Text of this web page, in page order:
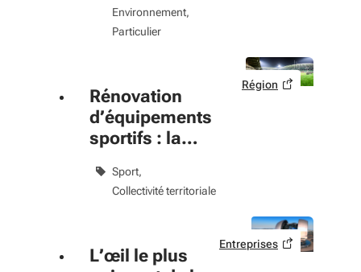
Environnement
Particulier
Rénovation
d’équipements
sportifs : la
course
Sport
Collectivité territoriale
Région
L’œil le plus
Entreprises